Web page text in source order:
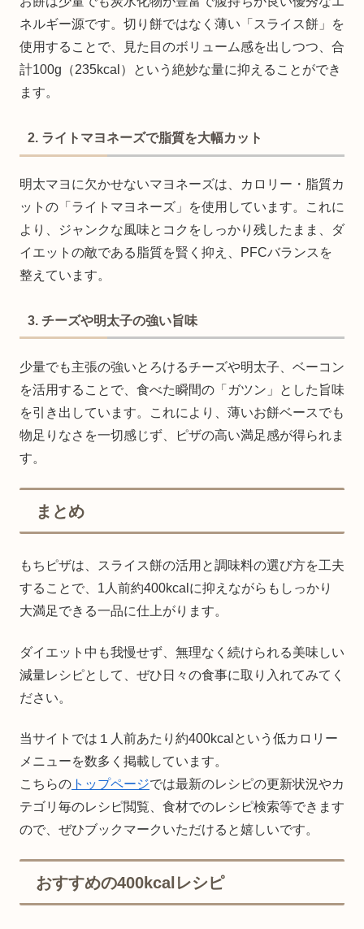
ネルギー源です。切り餅ではなく薄い「スライス餅」を
使用することで、見た目のボリューム感を出しつつ、合
計100g（235kcal）という絶妙な量に抑えることができ
ます。
2. ライトマヨネーズで脂質を大幅カット
明太マヨに欠かせないマヨネーズは、カロリー・脂質カ
ットの「ライトマヨネーズ」を使用しています。これに
より、ジャンクな風味とコクをしっかり残したまま、ダ
イエットの敵である脂質を賢く抑え、PFCバランスを
整えています。
3. チーズや明太子の強い旨味
少量でも主張の強いとろけるチーズや明太子、ベーコン
を活用することで、食べた瞬間の「ガツン」とした旨味
を引き出しています。これにより、薄いお餅ベースでも
物足りなさを一切感じず、ピザの高い満足感が得られま
す。
まとめ
もちピザは、スライス餅の活用と調味料の選び方を工夫
することで、1人前約400kcalに抑えながらもしっかり
大満足できる一品に仕上がります。
ダイエット中も我慢せず、無理なく続けられる美味しい
減量レシピとして、ぜひ日々の食事に取り入れてみてく
ださい。
当サイトでは１人前あたり約400kcalという低カロリー
メニューを数多く掲載しています。
こちらの トップページでは最新のレシピの更新状況やカ
テゴリ毎のレシピ閲覧、食材でのレシピ検索等できます
ので、ぜひブックマークいただけると嬉しいです。
おすすめの400kcalレシピ